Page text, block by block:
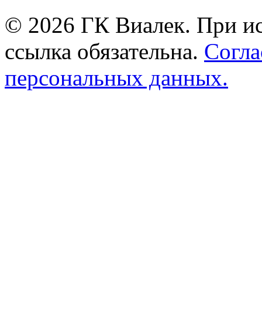
© 2026 ГК Виалек. При
ссылка обязательна.
персональных данных.